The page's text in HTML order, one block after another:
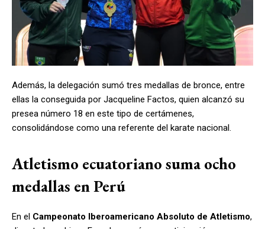
Además, la delegación sumó tres medallas de bronce, entre
ellas la conseguida por Jacqueline Factos, quien alcanzó su
presea número 18 en este tipo de certámenes,
consolidándose como una referente del karate nacional.
Atletismo ecuatoriano suma ocho
medallas en Perú
En el Campeonato Iberoamericano Absoluto de Atletismo,